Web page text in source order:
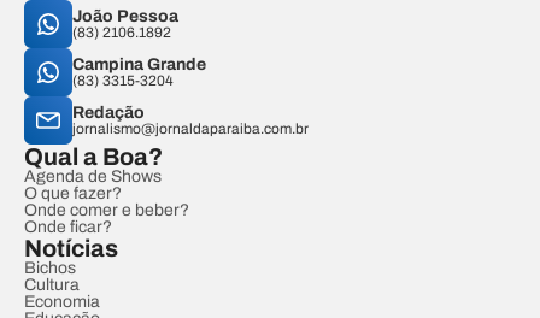
João Pessoa
(83) 2106.1892
Campina Grande
(83) 3315-3204
Redação
jornalismo@jornaldaparaiba.com.br
Qual a Boa?
Agenda de Shows
O que fazer?
Onde comer e beber?
Onde ficar?
Notícias
Bichos
Cultura
Economia